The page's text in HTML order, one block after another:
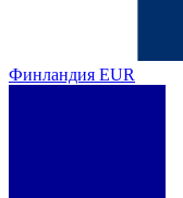
Финландия EUR